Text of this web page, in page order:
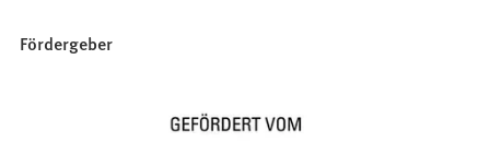
Fördergeber